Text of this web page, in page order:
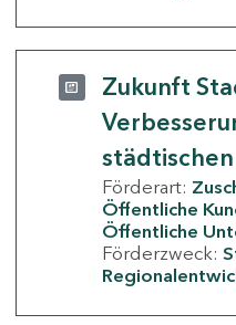
Zukunft
städtischen
Förderart:
Öffentliche
Öffentliche
Förderzweck: